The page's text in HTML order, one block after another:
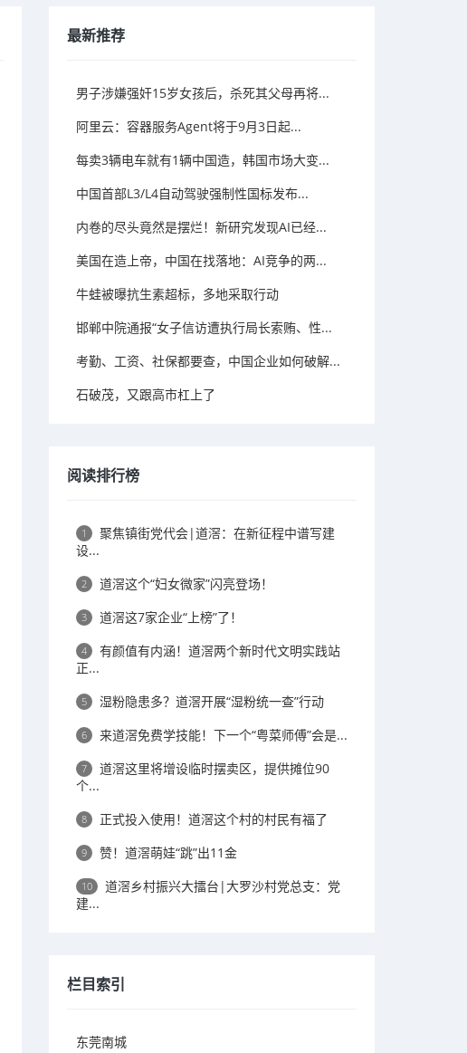
最新推荐
男子涉嫌强奸15岁女孩后，杀死其父母再将...
阿里云：容器服务Agent将于9月3日起...
每卖3辆电车就有1辆中国造，韩国市场大变...
中国首部L3/L4自动驾驶强制性国标发布...
内卷的尽头竟然是摆烂！新研究发现AI已经...
美国在造上帝，中国在找落地：AI竞争的两...
牛蛙被曝抗生素超标，多地采取行动
邯郸中院通报“女子信访遭执行局长索贿、性...
考勤、工资、社保都要查，中国企业如何破解...
石破茂，又跟高市杠上了
阅读排行榜
1
聚焦镇街党代会|道滘：在新征程中谱写建
设...
2 道滘这个“妇女微家”闪亮登场！
3 道滘这7家企业“上榜”了！
4
有颜值有内涵！道滘两个新时代文明实践站
正...
5 湿粉隐患多？道滘开展“湿粉统一查”行动
6 来道滘免费学技能！下一个“粤菜师傅”会是...
7
道滘这里将增设临时摆卖区，提供摊位90
个...
8 正式投入使用！道滘这个村的村民有福了
9 赞！道滘萌娃“跳”出11金
10
道滘乡村振兴大擂台|大罗沙村党总支：党
建...
栏目索引
东莞南城